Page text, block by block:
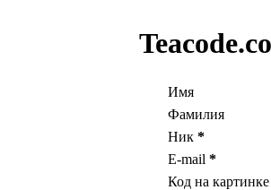
Имя
Фамилия
Ник *
E-mail *
Код на